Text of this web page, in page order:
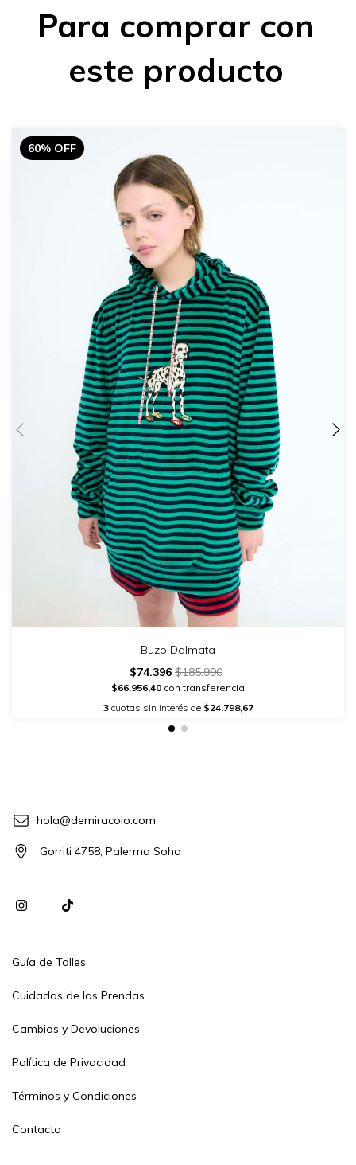
Para comprar con
este producto
60% OFF
Buzo Dalmata
$74.396 $185.990
$66.956,40 con transferencia
3cuotas sin interés de $24.798,67
hola@demiracolo.com
Gorriti 4758, Palermo Soho
Guía de Talles
Cuidados de las Prendas
Cambios y Devoluciones
Política de Privacidad
Términos y Condiciones
Contacto